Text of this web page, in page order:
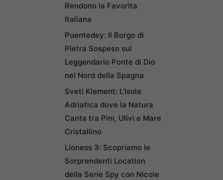
Rendono la Favorita
Italiana
Puentedey: Il Borgo di
Pietra Sospeso sul
Leggendario Ponte di Dio
nel Nord della Spagna
Sveti Klement: L’Isola
Adriatica dove la Natura
Canta tra Pini, Ulivi e Mare
Cristallino
Lioness 3: Scopriamo le
Sorprendenti Location
della Serie Spy con Nicole